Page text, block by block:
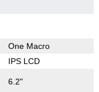
One Macro
IPS LCD
6.2"